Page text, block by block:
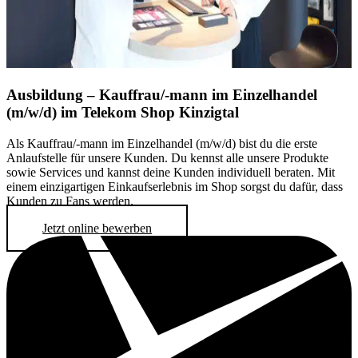
Ausbildung – Kauffrau/-mann im Einzelhandel
(m/w/d) im Telekom Shop Kinzigtal
Als Kauffrau/-mann im Einzelhandel (m/w/d) bist du die erste
Anlaufstelle für unsere Kunden. Du kennst alle unsere Produkte
sowie Services und kannst deine Kunden individuell beraten. Mit
einem einzigartigen Einkaufserlebnis im Shop sorgst du dafür, dass
Kunden zu Fans werden.
Jetzt online bewerben